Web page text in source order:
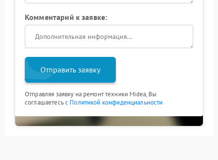
Комментарий к заявке:
Отправить заявку
Отправляя заявку на ремонт техники Midea, Вы
соглашаетесь с Политикой конфиденциальности